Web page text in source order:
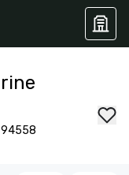
94558